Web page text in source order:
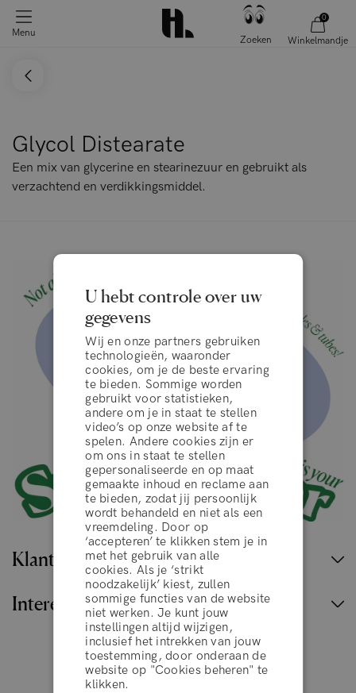
Menu
Zoeken
0
Winkelmandje
Glycol Distearate
Een mix van glycerine en stearinezuur en gebruikt als
verzachtend en verdikkingsmiddel.
algemene voorwaarden
WEIGEREN
ACCEPTEER
Klantenservice
Interessante links
België
U hebt controle over uw
gegevens
Wij en onze partners gebruiken
technologieën, waaronder
cookies, om je de beste ervaring
te bieden. Sommige worden
gebruikt voor statistieken,
andere om je in staat te stellen
video’s op onze website af te
spelen. Andere cookies zijn er
om ons in staat te stellen
gepersonaliseerde en op maat
gemaakte inhoud en reclame aan
te bieden, zodat jij persoonlijk
wordt behandeld en niet als een
vreemdeling. Door op
‘accepteren’ te klikken stem je in
met het gebruik van alle
cookies. Als je ‘strikt
noodzakelijk’ kiest, zullen
sommige functies van de website
niet werken. Je kunt jouw
instellingen altijd wijzigen,
inclusief het intrekken van jouw
toestemming, door onderaan de
website op "Cookies beheren" te
klikken.